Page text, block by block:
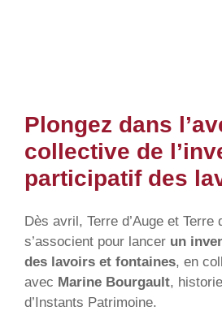
Plongez dans
collective de
participatif des
Dès avril, Terre d’Auge et Terre
s’associent pour lancer un
des lavoirs et fontaines, en
avec Marine Bourgault,
d’Instants Patrimoine.